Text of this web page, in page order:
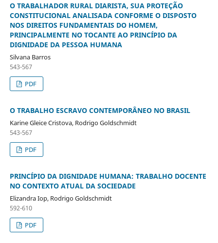
O TRABALHADOR RURAL DIARISTA, SUA PROTEÇÃO
CONSTITUCIONAL ANALISADA CONFORME O DISPOSTO
NOS DIREITOS FUNDAMENTAIS DO HOMEM,
PRINCIPALMENTE NO TOCANTE AO PRINCÍPIO DA
DIGNIDADE DA PESSOA HUMANA
Silvana Barros
543-567
PDF
O TRABALHO ESCRAVO CONTEMPORÂNEO NO BRASIL
Karine Gleice Cristova, Rodrigo Goldschmidt
543-567
PDF
PRINCÍPIO DA DIGNIDADE HUMANA: TRABALHO DOCENTE
NO CONTEXTO ATUAL DA SOCIEDADE
Elizandra Iop, Rodrigo Goldschmidt
592-610
PDF